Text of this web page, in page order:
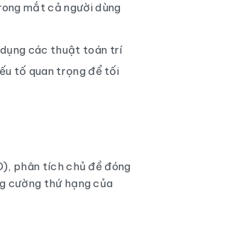
mắt cả người dùng
các thuật toán trí
tố quan trọng để tối
phân tích chủ đề đóng
cường thứ hạng của